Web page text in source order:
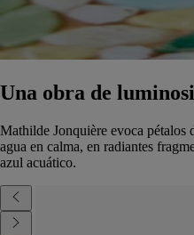
Una obra de
Mathilde Jonquière evoca pétalos
agua en calma, en radiantes
azul acuático.